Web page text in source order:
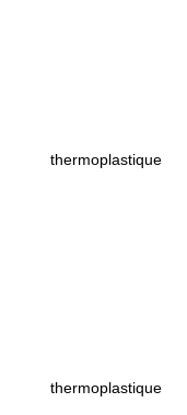
thermoplastique
thermoplastique